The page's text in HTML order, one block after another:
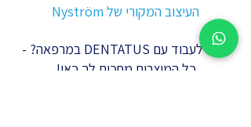
העיצוב המקורי של Nyström
רוצה לעבוד עם DENTATUS במרפאה? -
כל המוצרים מחכים לך כאן!